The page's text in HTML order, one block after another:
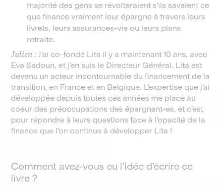
majorité des gens se révolteraient s’ils savaient ce
que finance vraiment leur épargne à travers leurs
livrets, leurs assurances-vie ou leurs plans
retraite.
Julien : J’ai co-fondé Lita il y a maintenant 10 ans, avec
Eva Sadoun, et j’en suis le Directeur Général. Lita est
devenu un acteur incontournable du financement de la
transition, en France et en Belgique. L’expertise que j’ai
développée depuis toutes ces années me place au
coeur des préoccupations des épargnant•es, et c’est
pour répondre à leurs questions face à l’opacité de la
finance que l’on continue à développer Lita !
Comment avez-vous eu l’idée d’écrire ce
livre ?